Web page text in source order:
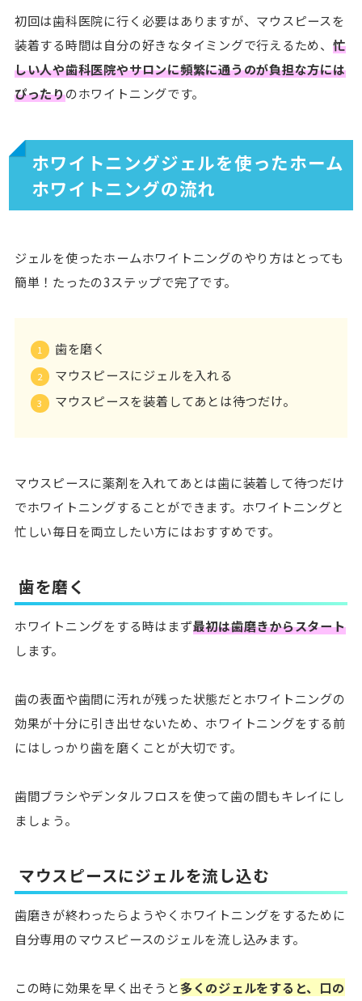
初回は歯科医院に行く必要はありますが、マウスピースを
装着する時間は自分の好きなタイミングで行えるため、 忙
しい人や歯科医院やサロンに頻繁に通うのが負担な方には
ぴったりのホワイトニングです。
ホワイトニングジェルを使ったホーム
ホワイトニングの流れ
ジェルを使ったホームホワイトニングのやり方はとっても
簡単！たったの3ステップで完了です。
歯を磨く
マウスピースにジェルを入れる
マウスピースを装着してあとは待つだけ。
マウスピースに薬剤を入れてあとは歯に装着して待つだけ
でホワイトニングすることができます。ホワイトニングと
忙しい毎日を両立したい方にはおすすめです。
歯を磨く
ホワイトニングをする時はまず最初は歯磨きからスタート
します。
歯の表面や歯間に汚れが残った状態だとホワイトニングの
効果が十分に引き出せないため、ホワイトニングをする前
にはしっかり歯を磨くことが大切です。
歯間ブラシやデンタルフロスを使って歯の間もキレイにし
ましょう。
マウスピースにジェルを流し込む
歯磨きが終わったらようやくホワイトニングをするために
自分専用のマウスピースのジェルを流し込みます。
この時に効果を早く出そうと多くのジェルをすると、口の